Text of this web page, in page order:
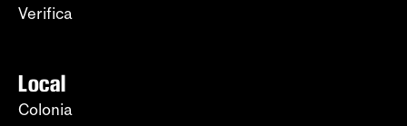
Verifica
Local
Colonia